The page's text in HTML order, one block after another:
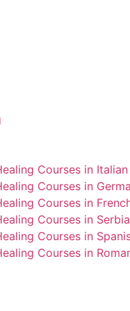
Courses in Italian
Courses in
Courses in
Courses in
Courses in
Courses in